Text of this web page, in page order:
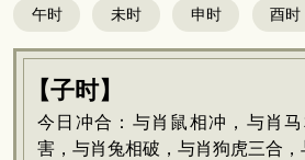
午时 未时 申时 酉时
【子时】
今日冲合：与肖鼠相冲，与肖
害，与肖兔相破，与肖狗虎三合，